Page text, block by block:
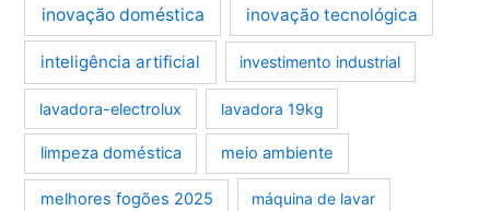
inovação doméstica inovação tecnológica
inteligência artificial investimento industrial
lavadora-electrolux lavadora 19kg
limpeza doméstica meio ambiente
melhores fogões 2025 máquina de lavar